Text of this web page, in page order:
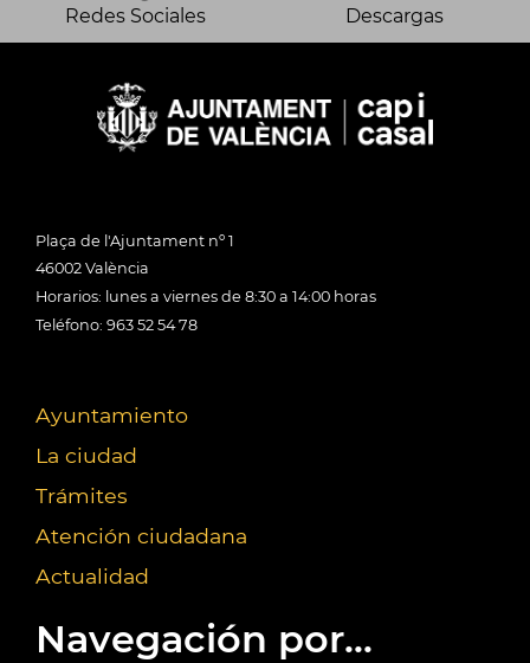
Redes Sociales Descargas
Plaça de l'Ajuntament nº 1
46002 València
Horarios: lunes a viernes de 8:30 a 14:00 horas
Teléfono: 963 52 54 78
Ayuntamiento
La ciudad
Trámites
Atención ciudadana
Actualidad
Navegación por...